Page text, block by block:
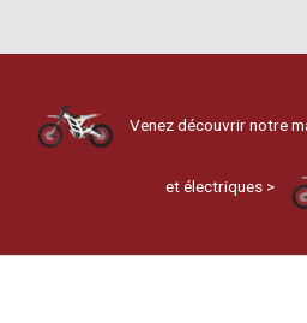
Venez découvrir notre
et électriques >